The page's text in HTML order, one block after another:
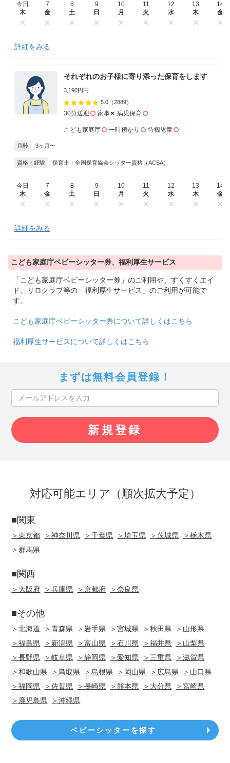
今日
木
7
金
8
土
9
日
10
月
11
火
12
水
13
木
14
金
詳細をみる
それぞれのお子様に寄り添った保育をします
3,190円円
5.0 （2889）
30分送迎 家事 病児保育
こども家庭庁 一時預かり 待機児童
月齢 3ヶ月〜
資格・経験 保育士・全国保育協会シッター資格（ACSA）
今日
木
7
金
8
土
9
日
10
月
11
火
12
水
13
木
14
金
詳細をみる
こども家庭庁ベビーシッター券、福利厚生サービス
「こども家庭庁ベビーシッター券」のご利用や、すくすくエイ
ド、リロクラブ等の「福利厚生サービス」のご利用が可能で
す。
こども家庭庁ベビーシッター券について詳しくはこちら
福利厚生サービスについて詳しくはこちら
まずは無料会員登録！
対応可能エリア（順次拡大予定）
■関東
＞東京都 ＞神奈川県 ＞千葉県 ＞埼玉県 ＞茨城県
＞栃木県
＞群馬県
■関西
＞大阪府 ＞兵庫県 ＞京都府 ＞奈良県
■その他
＞北海道 ＞青森県 ＞岩手県 ＞宮城県 ＞秋田県
＞山形県
＞福島県
＞新潟県 ＞富山県 ＞石川県 ＞福井県
＞山梨県
＞長野県
＞岐阜県 ＞静岡県 ＞愛知県 ＞三重県
＞滋賀県
＞和歌山県
＞鳥取県 ＞島根県 ＞岡山県 ＞広島県
＞山口県
＞福岡県
＞佐賀県 ＞長崎県 ＞熊本県 ＞大分県
＞宮崎県
＞鹿児島県
＞沖縄県
ベビーシッターを探す